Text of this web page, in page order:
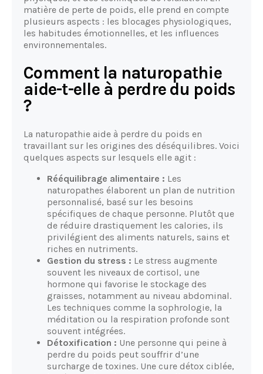
matière de perte de poids, elle prend en compte
plusieurs aspects : les blocages physiologiques,
les habitudes émotionnelles, et les influences
environnementales.
Comment la naturopathie
aide-t-elle à perdre du poids
?
La naturopathie aide à perdre du poids en
travaillant sur les origines des déséquilibres. Voici
quelques aspects sur lesquels elle agit :
Rééquilibrage alimentaire : Les
naturopathes élaborent un plan de nutrition
personnalisé, basé sur les besoins
spécifiques de chaque personne. Plutôt que
de réduire drastiquement les calories, ils
privilégient des aliments naturels, sains et
riches en nutriments.
Gestion du stress : Le stress augmente
souvent les niveaux de cortisol, une
hormone qui favorise le stockage des
graisses, notamment au niveau abdominal.
Les techniques comme la sophrologie, la
méditation ou la respiration profonde sont
souvent intégrées.
Détoxification : Une personne qui peine à
perdre du poids peut souffrir d’une
surcharge de toxines. Une cure détox ciblée,